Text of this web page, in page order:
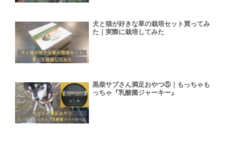
犬と猫が好きな草の栽培セット買ってみ
た｜実際に栽培してみた
黒柴サブさん満足おやつ⑤｜もっちゃも
っちゃ『乳酸菌ジャーキー』